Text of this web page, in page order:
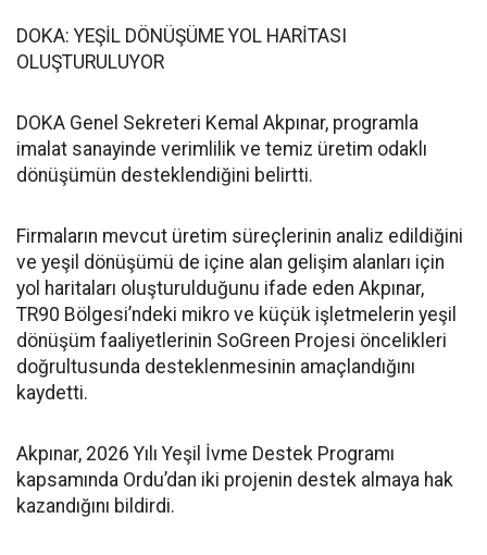
DOKA: YEŞİL DÖNÜŞÜME YOL HARİTASI
OLUŞTURULUYOR
DOKA Genel Sekreteri Kemal Akpınar, programla
imalat sanayinde verimlilik ve temiz üretim odaklı
dönüşümün desteklendiğini belirtti.
Firmaların mevcut üretim süreçlerinin analiz edildiğini
ve yeşil dönüşümü de içine alan gelişim alanları için
yol haritaları oluşturulduğunu ifade eden Akpınar,
TR90 Bölgesi’ndeki mikro ve küçük işletmelerin yeşil
dönüşüm faaliyetlerinin SoGreen Projesi öncelikleri
doğrultusunda desteklenmesinin amaçlandığını
kaydetti.
Akpınar, 2026 Yılı Yeşil İvme Destek Programı
kapsamında Ordu’dan iki projenin destek almaya hak
kazandığını bildirdi.